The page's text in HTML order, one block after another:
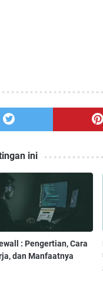
ini
: Pengertian, Cara
dan Manfaatnya